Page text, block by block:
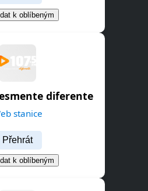
k oblíbeným
diferente
stanice
Přehrát
k oblíbeným